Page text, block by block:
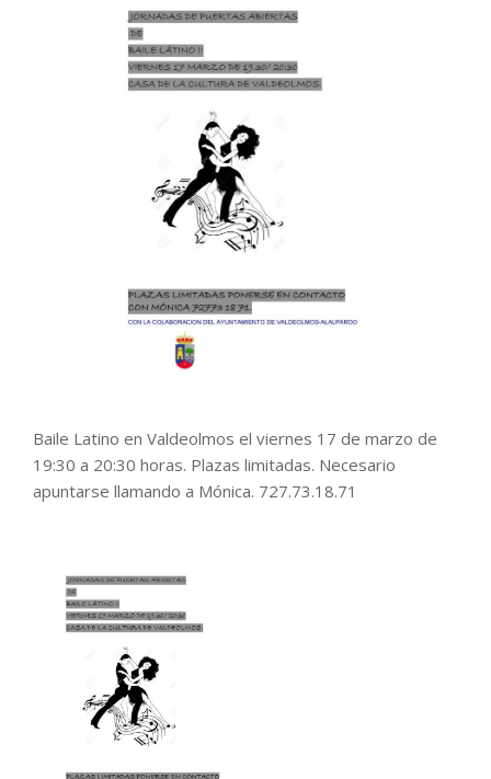
Baile Latino en Valdeolmos el viernes 17 de marzo de
19:30 a 20:30 horas. Plazas limitadas. Necesario
apuntarse llamando a Mónica. 727.73.18.71